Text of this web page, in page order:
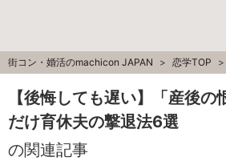
街コン・婚活のmachicon JAPAN 恋学TOP
【後悔しても遅い】「産後の
だけ育休夫の撃退法6選
の関連記事